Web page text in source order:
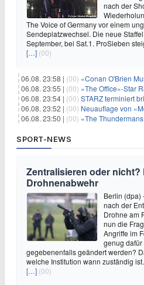
nach der
The Voice of Germany vor einem
Sendeplatzwechsel. Die neue
September, bei Sat.1. ProSieben
[…] (00)
06.08. 23:58 | (00) «Conan O'Brien Must
06.08. 23:55 | (00) «The Office»-Star Rainn
06.08. 23:54 | (00) STARZ terminiert
06.08. 23:52 | (00) Neuauflage von
06.08. 23:50 | (00) «The Thundermans»
SPORT-NEWS
Zentralisieren oder
Drohnenabwehr
Berlin (dpa)
nach der
Drohne am
nun die
Angriffe im
genug
gegebenenfalls geändert werden?
welche Institution wann zuständig
[…] (00)